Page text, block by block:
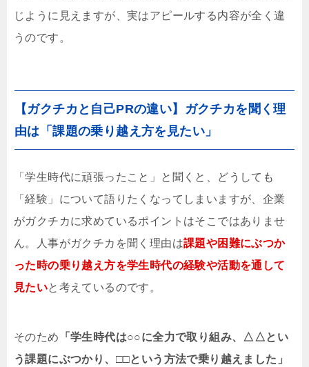
じように見えますが、実はアピールする内容が全く違
うのです。
【ガクチカと自己PRの違い】ガクチカを聞く理
由は「課題の乗り越え方を見たい」
「学生時代に頑張ったこと」と聞くと、どうしても
「経験」について語りたくなってしまいますが、企業
がガクチカに求めているポイントはそこではありませ
ん。人事がガクチカを聞く理由は課題や困難にぶつか
った時の乗り越え方を学生時代の経験や活動を通して
見たいと考えているのです。
そのため 「学生時代は○○に全力で取り組み、△△とい
う課題にぶつかり、□□という方法で乗り越えました」